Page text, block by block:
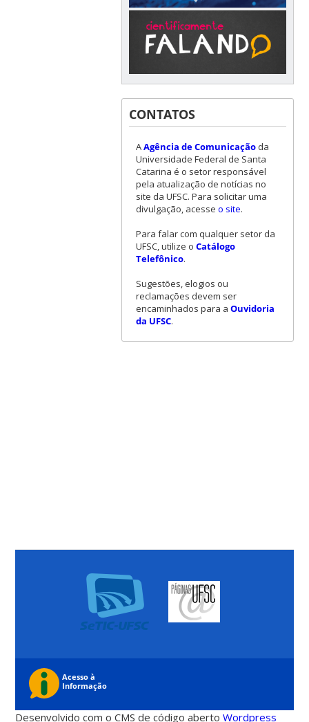
CONTATOS
AAgência de Comunicaçãoda
Universidade Federal de Santa
Catarina é o setor responsável
pela atualização de notícias no
site da UFSC. Para solicitar uma
divulgação, acesse o site.
Para falar com qualquer setor da
UFSC, utilize o Catálogo
Telefônico.
Sugestões, elogios ou
reclamações devem ser
encaminhados para a Ouvidoria
da UFSC.
Desenvolvido com o CMS de código abertoWordpress